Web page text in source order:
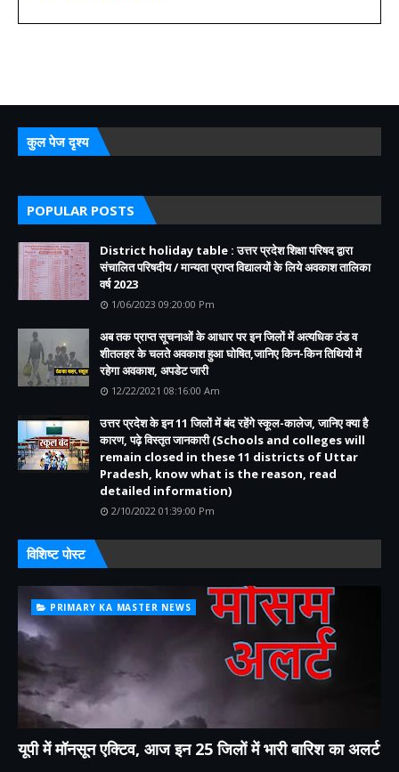
कुल पेज दृश्य
POPULAR POSTS
District holiday table : उत्तर प्रदेश शिक्षा परिषद द्वारा
संचालित परिषदीय / मान्यता प्राप्त विद्यालयों के लिये अवकाश तालिका
वर्ष 2023
1/06/2023 09:20:00 Pm
अब तक प्राप्त सूचनाओं के आधार पर इन जिलों में अत्यधिक ठंड व
शीतलहर के चलते अवकाश हुआ घोषित,जानिए किन-किन तिथियों में
रहेगा अवकाश, अपडेट जारी
12/22/2021 08:16:00 Am
उत्तर प्रदेश के इन 11 जिलों में बंद रहेंगे स्कूल-कालेज, जानिए क्या है
कारण, पढ़े विस्तृत जानकारी (Schools and colleges will
remain closed in these 11 districts of Uttar
Pradesh, know what is the reason, read
detailed information)
2/10/2022 01:39:00 Pm
विशिष्ट पोस्ट
PRIMARY KA MASTER NEWS
यूपी में मॉनसून एक्टिव, आज इन 25 जिलों में भारी बारिश का अलर्ट